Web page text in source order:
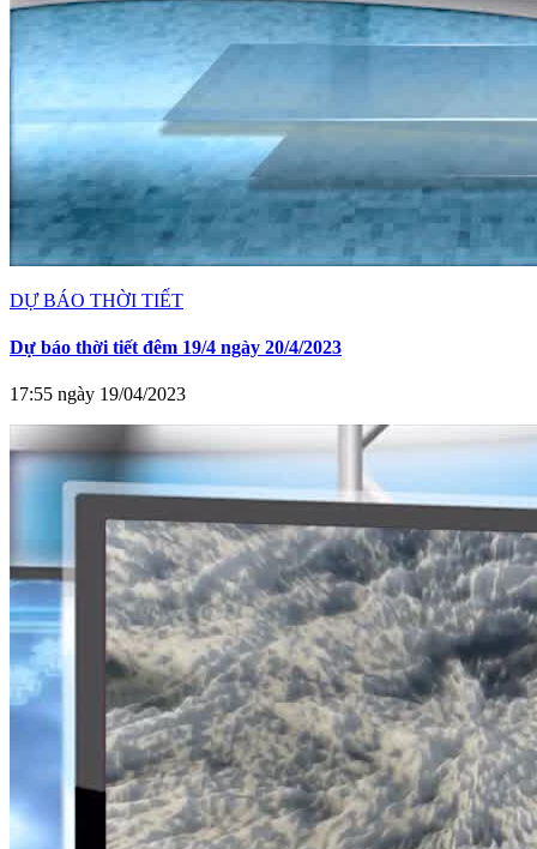
DỰ BÁO THỜI TIẾT
Dự báo thời tiết đêm 19/4 ngày 20/4/2023
17:55 ngày 19/04/2023